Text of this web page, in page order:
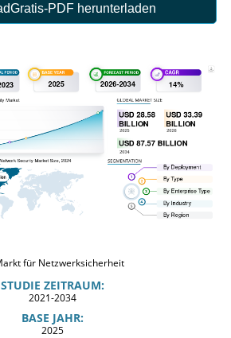
Gratis-PDF herunterladen
STUDIE ZEITRAUM:
2021-2034
BASE JAHR:
2025